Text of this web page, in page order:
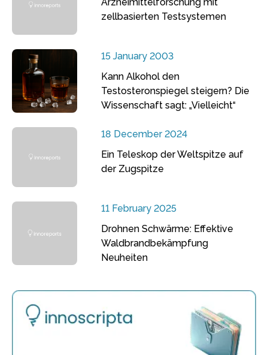
zellbasierten Testsystemen
15 January 2003
Kann Alkohol den
Testosteronspiegel steigern? Die
Wissenschaft sagt: „Vielleicht“
18 December 2024
Ein Teleskop der Weltspitze auf
der Zugspitze
11 February 2025
Drohnen Schwärme: Effektive
Waldbrandbekämpfung
Neuheiten